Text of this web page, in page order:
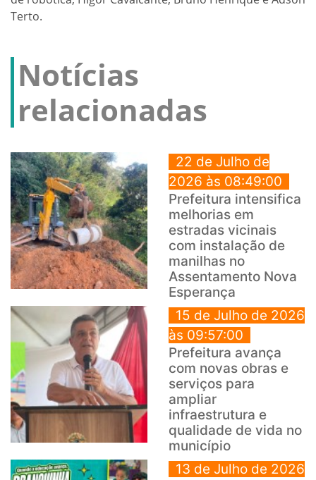
Terto.
Notícias
relacionadas
22 de Julho de
2026 às 08:49:00
Prefeitura intensifica
melhorias em
estradas vicinais
com instalação de
manilhas no
Assentamento Nova
Esperança
15 de Julho de 2026
às 09:57:00
Prefeitura avança
com novas obras e
serviços para
ampliar
infraestrutura e
qualidade de vida no
município
13 de Julho de 2026